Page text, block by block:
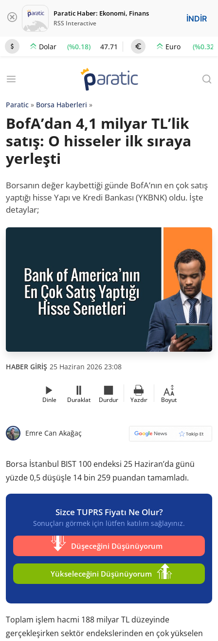
Paratic Haber: Ekonomi, Finans
RSS Interactive İNDİR
Dolar (%0.18) 47.71 Euro (%0.32)
Paratic » Borsa Haberleri »
BofA’dan 4,1 milyar TL’lik
satış: O hisseler ilk sıraya
yerleşti
Borsanın değer kaybettiği günde BofA’nın en çok satış
yaptığı hisse Yapı ve Kredi Bankası (YKBNK) oldu. İşte
detaylar;
HABER GİRİŞ 25 Haziran 2026 23:08
Dinle Duraklat Durdur Yazdır Boyut
Emre Can Akağaç
Borsa İstanbul BIST 100 endeksi 25 Haziran’da günü
yüzde 0,5 düşüşle 14 bin 259 puandan tamamladı.
Sizce TUPRS Fiyatı Ne Olur?
Sonuçları görmek için lütfen katılım sağlayınız.
Düşeceğini Düşünüyorum
Yükseleceğini Düşünüyorum
Toplam işlem hacmi 188 milyar TL düzeyinde
gerçekleşirken sektör endekslerinden en çok yükselen